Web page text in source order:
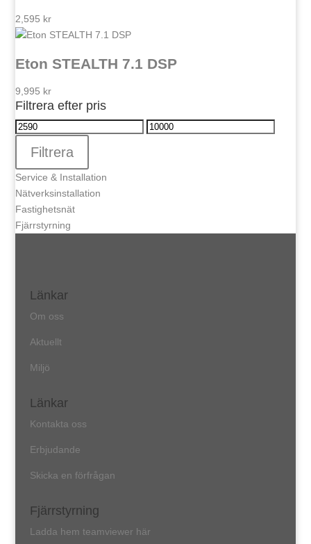
2,595 kr
Eton STEALTH 7.1 DSP
9,995 kr
Filtrera efter pris
Min
Max
Filtrera
Service & Installation
Nätverksinstallation
Fastighetsnät
Fjärrstyrning
Länkar
Om oss
Aktuellt
Miljö
Länkar
Kontakta oss
Erbjudande
Skicka en förfrågan
Fjärrstyrning
Ladda hem teamviewer här